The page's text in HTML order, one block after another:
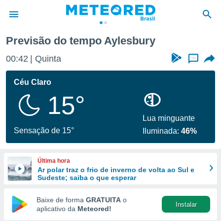
da
fornecidas
a este
das
e
forma
digital
Previsão do tempo Aylesbury
00:42 Quinta ...
Céu Claro
15°
Sensação de 15°
Lua minguante
Iluminada:46%
Última hora
Ar polar traz o frio de inverno de volta ao Sul e
Sudeste; saiba o que esperar
Baixe de forma GRATUITA o
aplicativo da Meteored!
Instalar